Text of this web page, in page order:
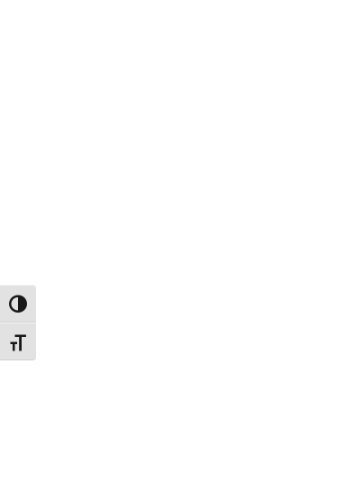
Attiva/disattiva alto contrasto
Attiva/disattiva dimensione testo